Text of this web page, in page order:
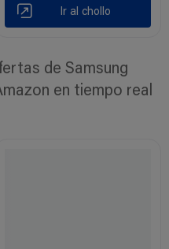
Ir al chollo
de Samsung
en tiempo real